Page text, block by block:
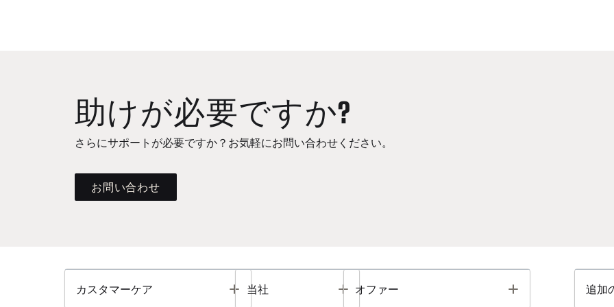
助けが必要ですか?
さらにサポートが必要ですか？お気軽にお問い合わせください。
お問い合わせ
カスタマーケア Toggle
当社 Toggle
オファー Toggle 追加